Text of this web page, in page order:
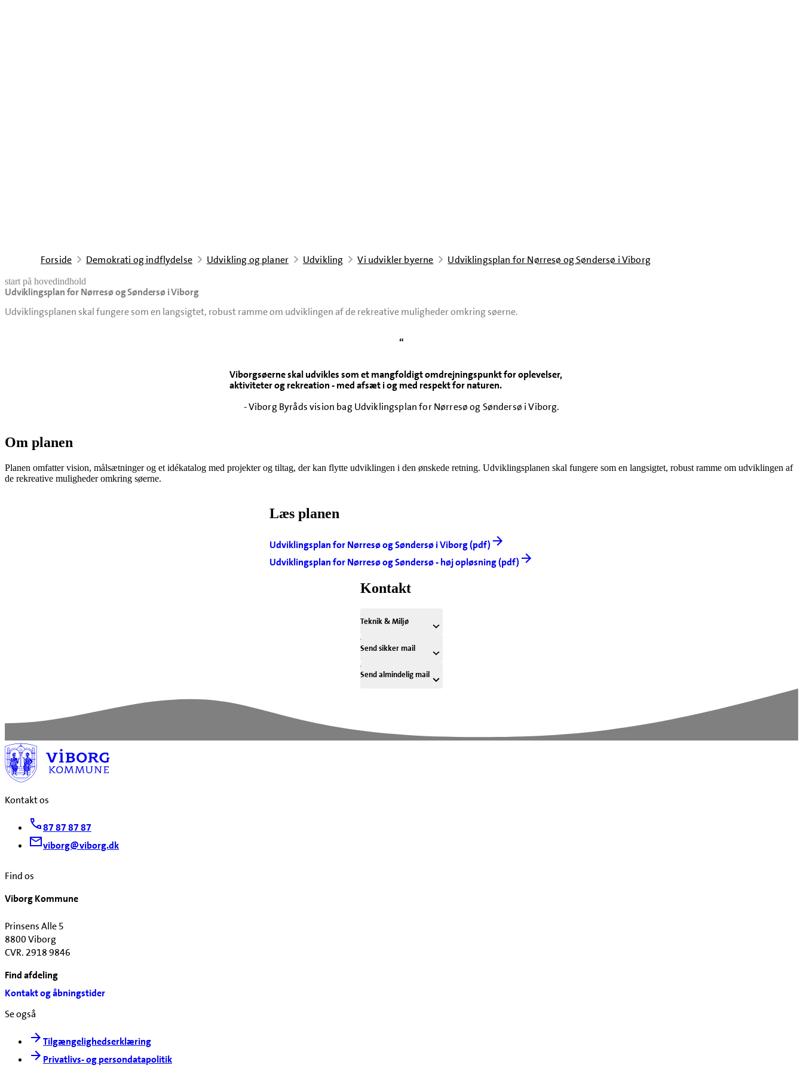
Forside Demokrati og indflydelse Udvikling og planer Udvikling Vi udvikler byerne Udviklingsplan for Nørresø og Søndersø i Viborg
start på hovedindhold
Udviklingsplan for Nørresø og Søndersø i Viborg
Udviklingsplanen skal fungere som en langsigtet, robust ramme om udviklingen af de rekreative muligheder omkring søerne.
senest opdateret 22. juni 2026
“
Viborgsøerne skal udvikles som et mangfoldigt omdrejningspunkt for oplevelser,
aktiviteter og rekreation - med afsæt i og med respekt for naturen.
- Viborg Byråds vision bag Udviklingsplan for Nørresø og Søndersø i Viborg.
Om planen
Planen omfatter vision, målsætninger og et idékatalog med projekter og tiltag, der kan flytte udviklingen i den ønskede retning. Udviklingsplanen skal fungere som en langsigtet, robust ramme om udviklingen af
de rekreative muligheder omkring søerne.
Læs planen
Udviklingsplan for Nørresø og Søndersø i Viborg (pdf)
Udviklingsplan for Nørresø og Søndersø - høj opløsning (pdf)
Kontakt
Teknik & Miljø
Send sikker mail
Send almindelig mail
Kontakt os
87 87 87 87
viborg@viborg.dk
Find os
Viborg Kommune
Prinsens Alle 5
8800 Viborg
CVR. 2918 9846
Find afdeling
Kontakt og åbningstider
Se også
Tilgængelighedserklæring
Privatlivs- og persondatapolitik